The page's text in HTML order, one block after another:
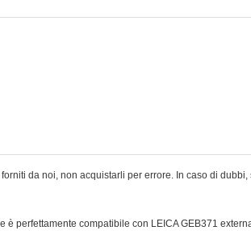
da noi, non acquistarli per errore. In caso di dubbi,
perfettamente compatibile con LEICA GEB371